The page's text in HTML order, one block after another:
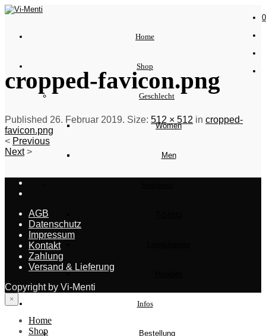
Home
Shop
Geschlecht
Women
Men
Infos
Bestellung
0
cropped-favicon.png
Published 26. Februar 2019. Size: 512 × 512 in cropped-
favicon.png
< Previous
Next >
AGB
Datenschutz
Impressum
Kontakt
Zahlung
Versand & Lieferung
Copyright by Vi-Menti
×
Home
Shop